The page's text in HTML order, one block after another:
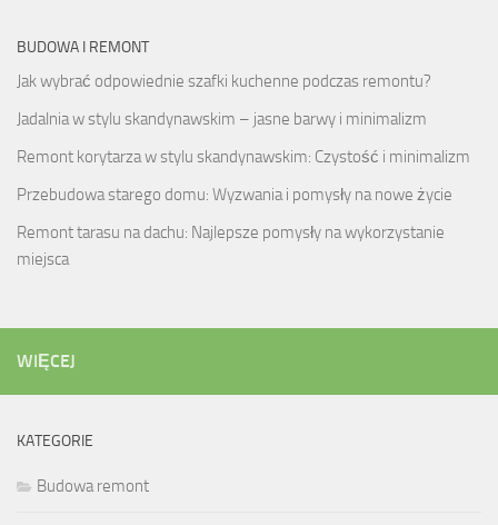
BUDOWA I REMONT
Jak wybrać odpowiednie szafki kuchenne podczas remontu?
Jadalnia w stylu skandynawskim – jasne barwy i minimalizm
Remont korytarza w stylu skandynawskim: Czystość i minimalizm
Przebudowa starego domu: Wyzwania i pomysły na nowe życie
Remont tarasu na dachu: Najlepsze pomysły na wykorzystanie
miejsca
WIĘCEJ
KATEGORIE
Budowa remont